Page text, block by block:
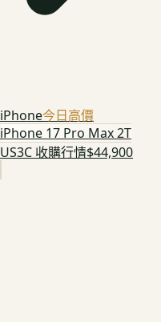
iPhone今日高價
iPhone 17 Pro Max 2T
US3C 收購行情$44,900